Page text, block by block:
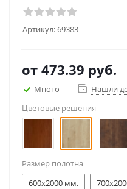
Артикул:69383
от 473.39 руб.
Много
Нашли
Цветовые решения
Размер полотна
600x2000 мм.